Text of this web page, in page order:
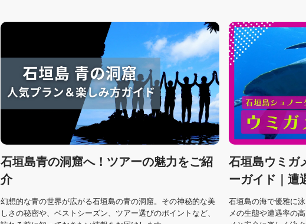
石垣島青の洞窟へ！ツアーの魅力をご紹
介
幻想的な青の世界が広がる石垣島の青の洞窟。その神秘的な美
しさの秘密や、ベストシーズン、ツアー選びのポイントなど、
石垣島ウミガ
ーガイド｜遭
石垣島の海で優雅に
メの生態や遭遇率の